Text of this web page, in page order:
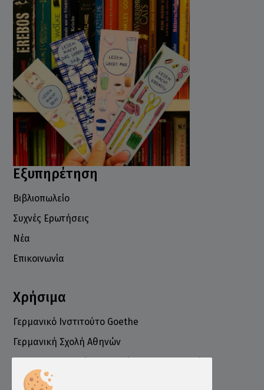
Εξυπηρέτηση
Βιβλιοπωλείο
Συχνές Ερωτήσεις
Νέα
Επικοινωνία
Χρήσιμα
Γερμανικό Ινστιτούτο Goethe
Γερμανική Σχολή Αθηνών
Επιμελητήριο